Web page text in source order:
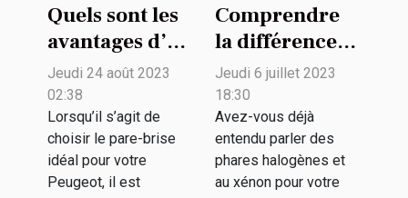
Quels sont les
avantages d’un
pare-brise en
verre de
sécurité pour
votre Peugeot
?
Jeudi 24 août 2023
02:38
Lorsqu’il s’agit de
choisir le pare-brise
idéal pour votre
Peugeot, il est
Comprendre
la différence
entre les
phares
halogènes et
au xénon pour
votre voiture
Jeudi 6 juillet 2023
18:30
Avez-vous déjà
entendu parler des
phares halogènes et
au xénon pour votre